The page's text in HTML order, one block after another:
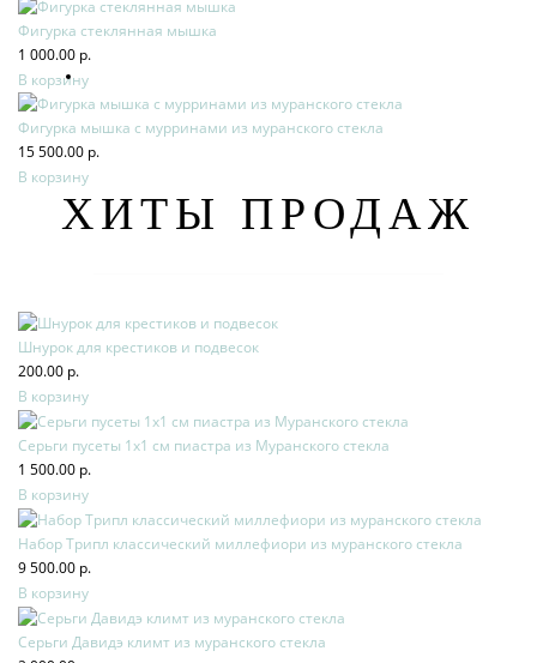
Фигурка стеклянная мышка
1 000.00 р.
В корзину
Фигурка мышка с мурринами из муранского стекла
15 500.00 р.
В корзину
ХИТЫ ПРОДАЖ
Шнурок для крестиков и подвесок
200.00 р.
В корзину
Серьги пусеты 1х1 см пиастра из Муранского стекла
1 500.00 р.
В корзину
Набор Трипл классический миллефиори из муранского стекла
9 500.00 р.
В корзину
Серьги Давидэ климт из муранского стекла